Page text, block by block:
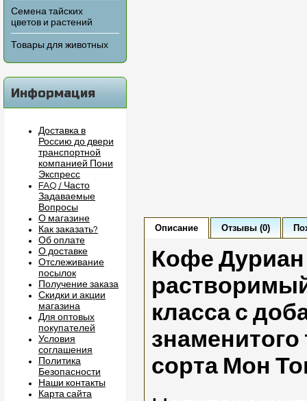
Семена тайских
цветов и растений
Товары для животных
Информация
Доставка в
Россию до двери
транспортной
компанией Пони
Экспресс
FAQ / Часто
Задаваемые
Вопросы
О магазине
Как заказать?
Об оплате
О доставке
Отслеживание
посылок
Получение заказа
Скидки и акции
магазина
Для оптовых
покупателей
Условия
соглашения
Политика
Безопасности
Наши контакты
Карта сайта
Описание Отзывы (0)
Кофе Дуриан
класса с
знаменитого
сорта Мон